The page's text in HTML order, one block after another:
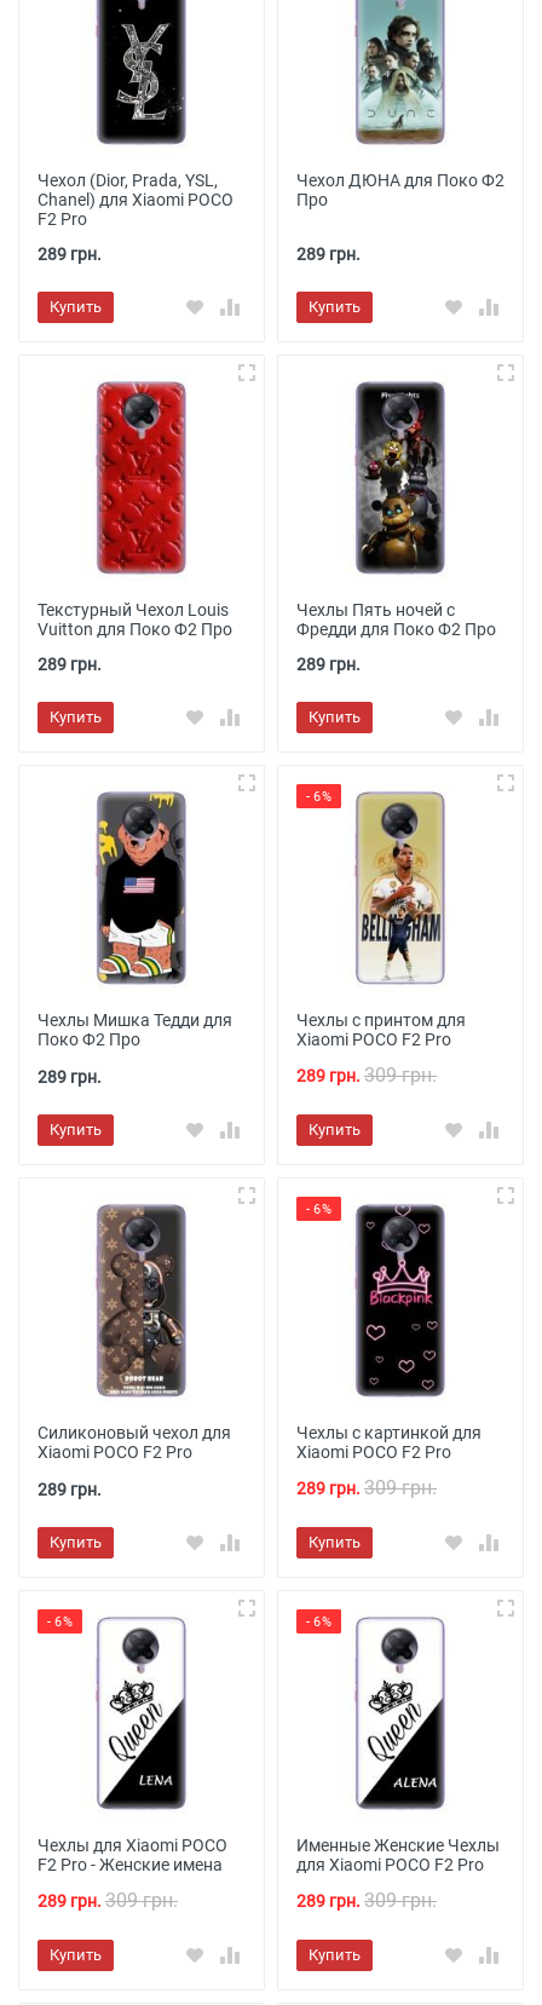
Чехол (Dior, Prada, YSL,
Chanel) для Xiaomi POCO
F2 Pro
289 грн.
Купить
Чехол ДЮНА для Поко Ф2
Про
289 грн.
Купить
Текстурный Чехол Louis
Vuitton для Поко Ф2 Про
289 грн.
Купить
Чехлы Пять ночей с
Фредди для Поко Ф2 Про
289 грн.
Купить
Чехлы Мишка Тедди для
Поко Ф2 Про
289 грн.
Купить
- 6%
Чехлы с принтом для
Xiaomi POCO F2 Pro
289 грн. 309 грн.
Купить
Силиконовый чехол для
Xiaomi POCO F2 Pro
289 грн.
Купить
- 6%
Чехлы с картинкой для
Xiaomi POCO F2 Pro
289 грн. 309 грн.
Купить
- 6%
Чехлы для Xiaomi POCO
F2 Pro - Женские имена
289 грн. 309 грн.
Купить
- 6%
Именные Женские Чехлы
для Xiaomi POCO F2 Pro
289 грн. 309 грн.
Купить